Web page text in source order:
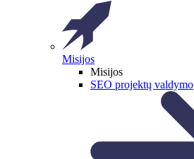
Misijos
Misijos
SEO projektų valdymo